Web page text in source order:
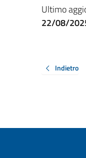
Ultimo
22/08/
Indietro